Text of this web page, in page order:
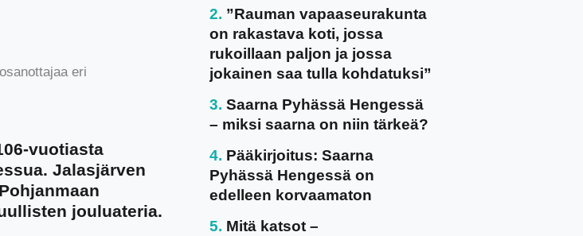
eri
vuotiasta
Jalasjärven
jouluateria.
”Rauman vapaaseurakunta
on rakastava koti, jossa
rukoillaan paljon ja jossa
jokainen saa tulla kohdatuksi”
Saarna Pyhässä Hengessä
– miksi saarna on niin tärkeä?
Pääkirjoitus: Saarna
Pyhässä Hengessä on
edelleen korvaamaton
Mitä katsot –